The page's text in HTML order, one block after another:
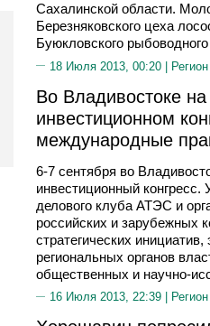
Сахалинской области.
Березняковского цеха
Буюкловского
18 Июля 2013, 00:20 |
Во Владивостоке
инвестиционном
международные
6-7 сентября во
инвестиционный конгресс.
делового клуба АТЭС и
российских и зарубежных
стратегических
региональных органов
общественных и научно-
16 Июля 2013, 22:39 |